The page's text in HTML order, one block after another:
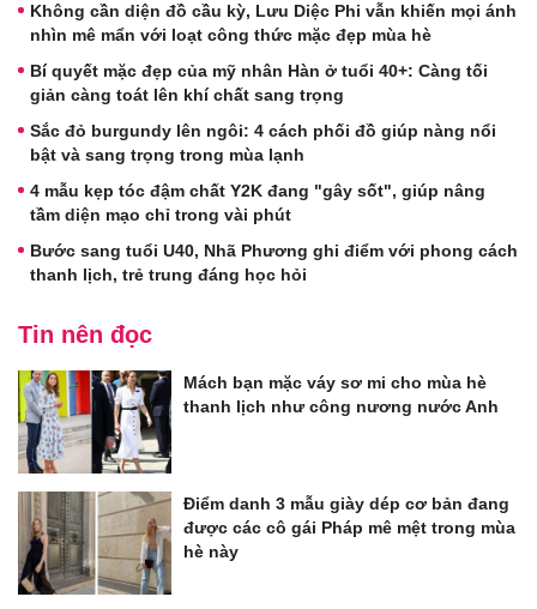
Không cần diện đồ cầu kỳ, Lưu Diệc Phi vẫn khiến mọi ánh
nhìn mê mẩn với loạt công thức mặc đẹp mùa hè
Bí quyết mặc đẹp của mỹ nhân Hàn ở tuổi 40+: Càng tối
giản càng toát lên khí chất sang trọng
Sắc đỏ burgundy lên ngôi: 4 cách phối đồ giúp nàng nổi
bật và sang trọng trong mùa lạnh
4 mẫu kẹp tóc đậm chất Y2K đang "gây sốt", giúp nâng
tầm diện mạo chỉ trong vài phút
Bước sang tuổi U40, Nhã Phương ghi điểm với phong cách
thanh lịch, trẻ trung đáng học hỏi
Tin nên đọc
Mách bạn mặc váy sơ mi cho mùa hè
thanh lịch như công nương nước Anh
Điểm danh 3 mẫu giày dép cơ bản đang
được các cô gái Pháp mê mệt trong mùa
hè này